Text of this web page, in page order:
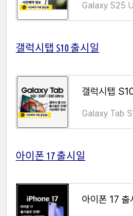
Galaxy S25
갤럭시탭 S10 출시일
갤럭시탭
Galaxy Tab
아이폰 17 출시일
아이폰 17 출